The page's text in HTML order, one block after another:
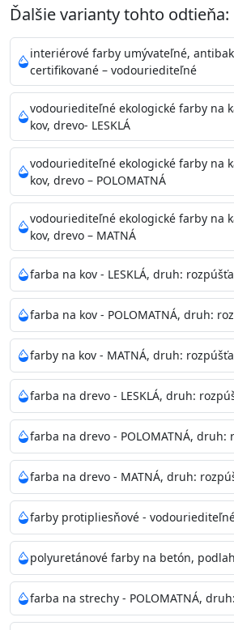
na báze alkydových živíc s vysokou
vhodná
vnútorné nátery kovových
povrchovako sú priemyselné
poľnohospodárske stroje, ploty,
Prípadne ju možno natrieť na
povrchy. Vytvára veľmi tvrdý film s
perfektným rozlivom (bez tužidla),
svoju tvrdosť, stálofarebnosť a lesk
je vystavený nepriaznivým
Odtieň: je možné tónovať RAL,
Informácie k aplikácií
Pred použitím farby ju prípadne
spôsobu použitia) dobre
nezostala žiadna usadenina a občas
opakujte počas aplikácie. Naneste
valčekom alebo striekacou pištoľou.
dotyk po 2-3 hodinách. Ďalšiu
vrstvu nanášajte po 16-18 hodinách
Doba schnutia je závislá na
podmienkach s vyššou vlhkosťou a
nižšou teplotou sa doba schnutia
Neaplikujte pri teplote pod 5°C a
pri relatívnej vlhkosti nad 80% alebo
nasledujúcich 48 hodinách hrozí
dážď/mráz.
Nepoužitá farba vyžaduje špeciálne
bezpečnú likvidáciu.
Ďalšie varianty tohto odtieňa:
interiérové farby umývateľné,
certifikované – vodouriediteľné
vodouriediteľné ekologické farby na
kov, drevo- LESKLÁ
vodouriediteľné ekologické farby na
kov, drevo – POLOMATNÁ
vodouriediteľné ekologické farby na
kov, drevo – MATNÁ
farba na kov - LESKLÁ, druh:
farba na kov - POLOMATNÁ, druh:
farby na kov - MATNÁ, druh:
farba na drevo - LESKLÁ, druh:
farba na drevo - POLOMATNÁ, druh:
farba na drevo - MATNÁ, druh:
farby protipliesňové -
polyuretánové farby na betón,
farba na strechy - POLOMATNÁ,